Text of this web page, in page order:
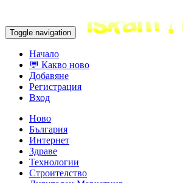
Toggle navigation
Начало
💬 Какво ново
Добавяне
Регистрация
Вход
Ново
България
Интернет
Здраве
Технологии
Строителство